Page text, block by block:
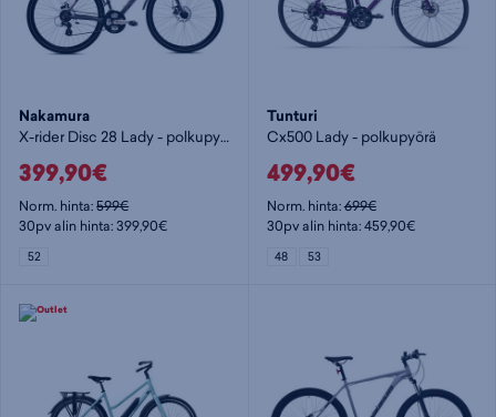
Nakamura
X-rider Disc 28 Lady - polkupyörä
399,90€
Norm. hinta:599€
30pv alin hinta: 399,90€
52
Tunturi
Cx500 Lady - polkupyörä
499,90€
Norm. hinta:699€
30pv alin hinta: 459,90€
48 53